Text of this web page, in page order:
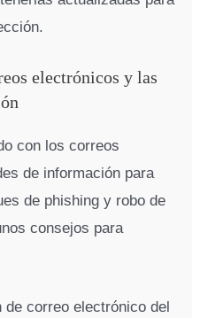
electrónicos y las
con los correos
de información para
de phishing y robo de
consejos para
correo electrónico del